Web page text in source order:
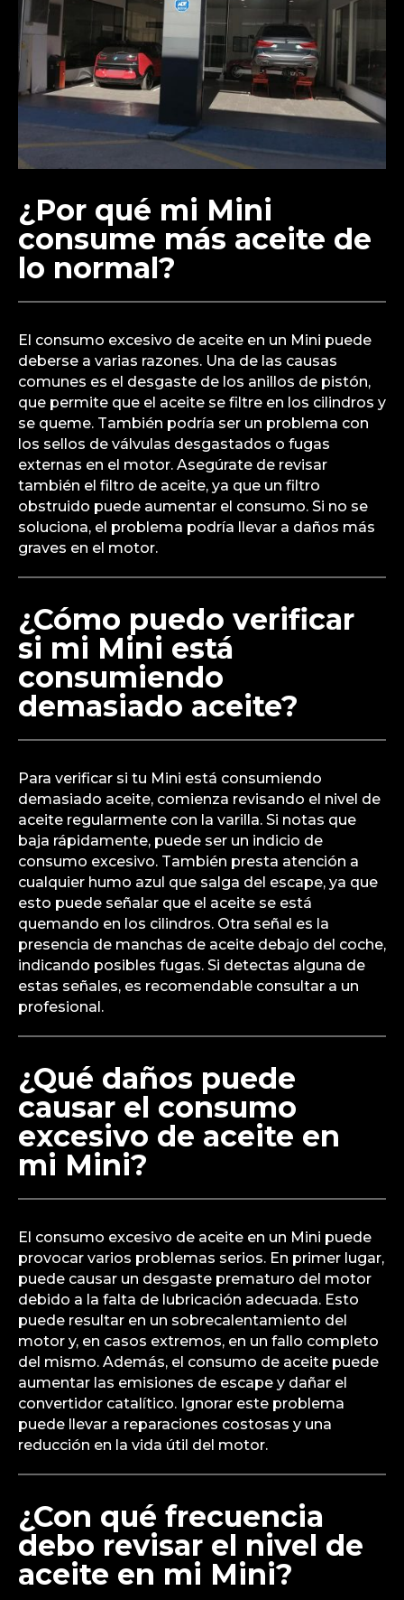
¿Por qué mi Mini
consume más aceite de
lo normal?
El consumo excesivo de aceite en un Mini puede
deberse a varias razones. Una de las causas
comunes es el desgaste de los anillos de pistón,
que permite que el aceite se filtre en los cilindros y
se queme. También podría ser un problema con
los sellos de válvulas desgastados o fugas
externas en el motor. Asegúrate de revisar
también el filtro de aceite, ya que un filtro
obstruido puede aumentar el consumo. Si no se
soluciona, el problema podría llevar a daños más
graves en el motor.
¿Cómo puedo verificar
si mi Mini está
consumiendo
demasiado aceite?
Para verificar si tu Mini está consumiendo
demasiado aceite, comienza revisando el nivel de
aceite regularmente con la varilla. Si notas que
baja rápidamente, puede ser un indicio de
consumo excesivo. También presta atención a
cualquier humo azul que salga del escape, ya que
esto puede señalar que el aceite se está
quemando en los cilindros. Otra señal es la
presencia de manchas de aceite debajo del coche,
indicando posibles fugas. Si detectas alguna de
estas señales, es recomendable consultar a un
profesional.
¿Qué daños puede
causar el consumo
excesivo de aceite en
mi Mini?
El consumo excesivo de aceite en un Mini puede
provocar varios problemas serios. En primer lugar,
puede causar un desgaste prematuro del motor
debido a la falta de lubricación adecuada. Esto
puede resultar en un sobrecalentamiento del
motor y, en casos extremos, en un fallo completo
del mismo. Además, el consumo de aceite puede
aumentar las emisiones de escape y dañar el
convertidor catalítico. Ignorar este problema
puede llevar a reparaciones costosas y una
reducción en la vida útil del motor.
¿Con qué frecuencia
debo revisar el nivel de
aceite en mi Mini?